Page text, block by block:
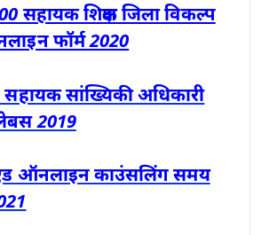
सहायक शिक्षक जिला विकल्प
फॉर्म 2020
सहायक सांख्यिकी अधिकारी
2019
ऑनलाइन काउंसलिंग समय